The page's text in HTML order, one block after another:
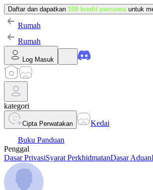
Daftar dan dapatkan 100 kredit percuma untuk
Rumah
Rumah
Log Masuk
kategori
Cipta Perwatakan
Kedai
Buku Panduan
Penggal
Dasar PrivasiSyarat PerkhidmatanDasar Aduan